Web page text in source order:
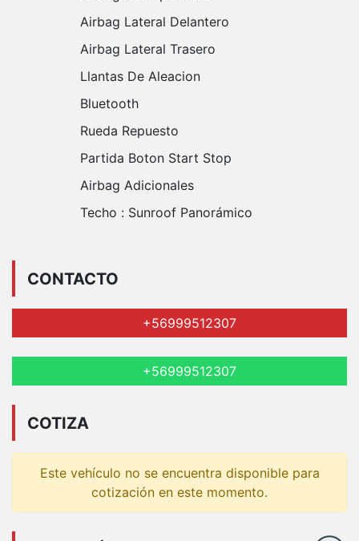
Airbag Lateral Delantero
Airbag Lateral Trasero
Llantas De Aleacion
Bluetooth
Rueda Repuesto
Partida Boton Start Stop
Airbag Adicionales
Techo : Sunroof Panorámico
CONTACTO
+56999512307
+56999512307
COTIZA
Este vehículo no se encuentra disponible para
cotización en este momento.